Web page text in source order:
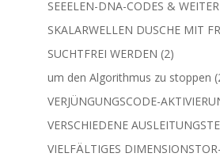
SEEELEN-DNA-CODES &
SKALARWELLEN DUSCHE MIT
SUCHTFREI WERDEN 22
Produkte
um den Algorithmus zu stoppen
VERJÜNGUNGSCODE-
VERSCHIEDENE
VIELFÄLTIGES